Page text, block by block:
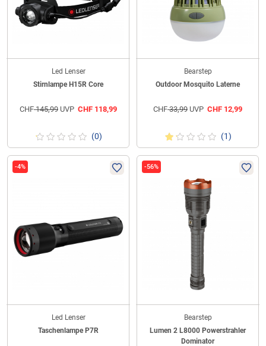
Led Lenser
Stirnlampe H15R Core
CHF145,99 UVP CHF 118,99
(0)
Bearstep
Outdoor Mosquito Laterne
CHF33,99 UVP CHF 12,99
(1)
-4%
Led Lenser
Taschenlampe P7R
-56%
Bearstep
Lumen 2 L8000 Powerstrahler
Dominator